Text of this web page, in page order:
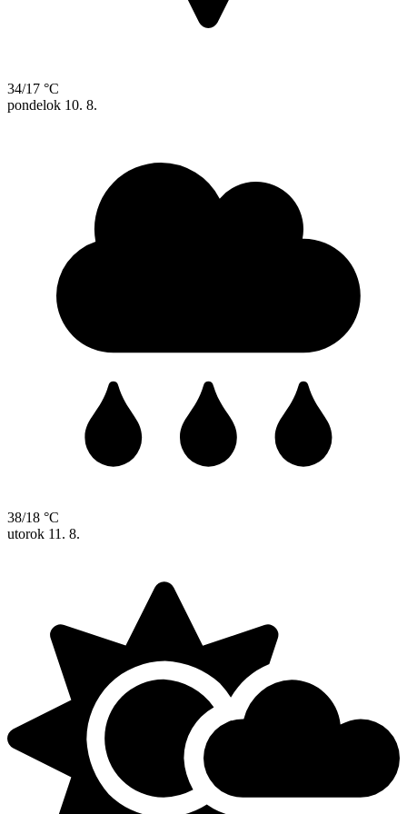
34/17 °C
pondelok 10. 8.
38/18 °C
utorok 11. 8.